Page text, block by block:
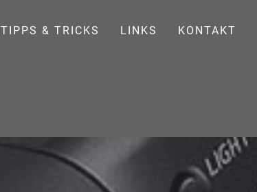
TIPPS & TRICKS LINKS KONTAKT